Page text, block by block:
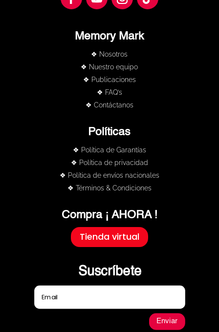
Memory Mark
❖ Nosotros
❖ Nuestro equipo
❖ Publicaciones
❖ FAQ’s
❖ Contáctanos
Políticas
❖ Política de Garantías
❖ Política de privacidad
❖ Política de envíos nacionales
❖ Términos & Condiciones
Compra ¡ AHORA !
Tienda virtual
Suscríbete
Enviar